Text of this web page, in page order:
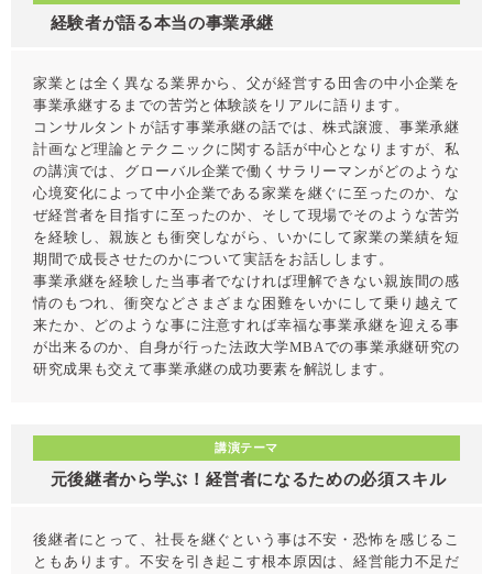
経験者が語る本当の事業承継
家業とは全く異なる業界から、父が経営する田舎の中小企業を
事業承継するまでの苦労と体験談をリアルに語ります。
コンサルタントが話す事業承継の話では、株式譲渡、事業承継
計画など理論とテクニックに関する話が中心となりますが、私
の講演では、グローバル企業で働くサラリーマンがどのような
心境変化によって中小企業である家業を継ぐに至ったのか、な
ぜ経営者を目指すに至ったのか、そして現場でそのような苦労
を経験し、親族とも衝突しながら、いかにして家業の業績を短
期間で成長させたのかについて実話をお話しします。
事業承継を経験した当事者でなければ理解できない親族間の感
情のもつれ、衝突などさまざまな困難をいかにして乗り越えて
来たか、どのような事に注意すれば幸福な事業承継を迎える事
が出来るのか、自身が行った法政大学MBAでの事業承継研究の
研究成果も交えて事業承継の成功要素を解説します。
講演テーマ
元後継者から学ぶ！経営者になるための必須スキル
後継者にとって、社長を継ぐという事は不安・恐怖を感じるこ
ともあります。不安を引き起こす根本原因は、経営能力不足だ